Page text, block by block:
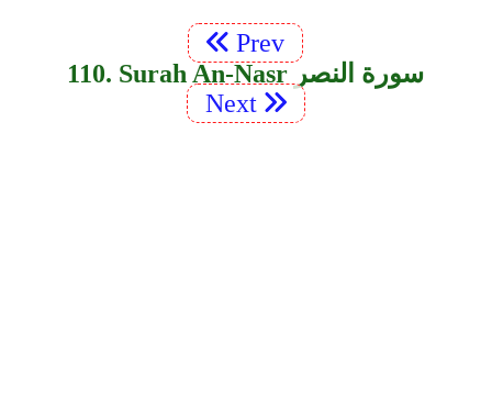
Prev
110. Surah An-Nasr سورة النصر
Next